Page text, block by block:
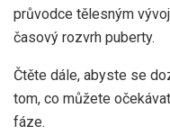
průvodce tělesným
časový rozvrh puberty.
Čtěte dále, abyste se
tom, co můžete
fáze.